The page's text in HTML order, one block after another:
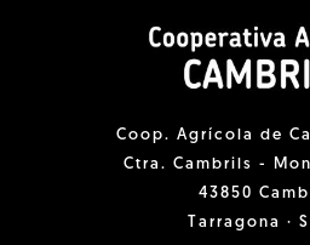
Coop. Agrícola de
Ctra. Cambrils -
43850
Tarragona ·